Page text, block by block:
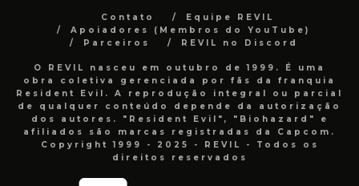
Contato
Equipe REVIL
Apoiadores (Membros do YouTube)
Parceiros
REVIL no Discord
O REVIL nasceu em outubro de 1999. É uma
obra coletiva gerenciada por fãs da franquia
Resident Evil. A reprodução integral ou parcial
de qualquer conteúdo depende da autorização
dos autores. "Resident Evil", "Biohazard" e
afiliados são marcas registradas da Capcom.
Copyright 1999 - 2025 - REVIL - Todos os
direitos reservados